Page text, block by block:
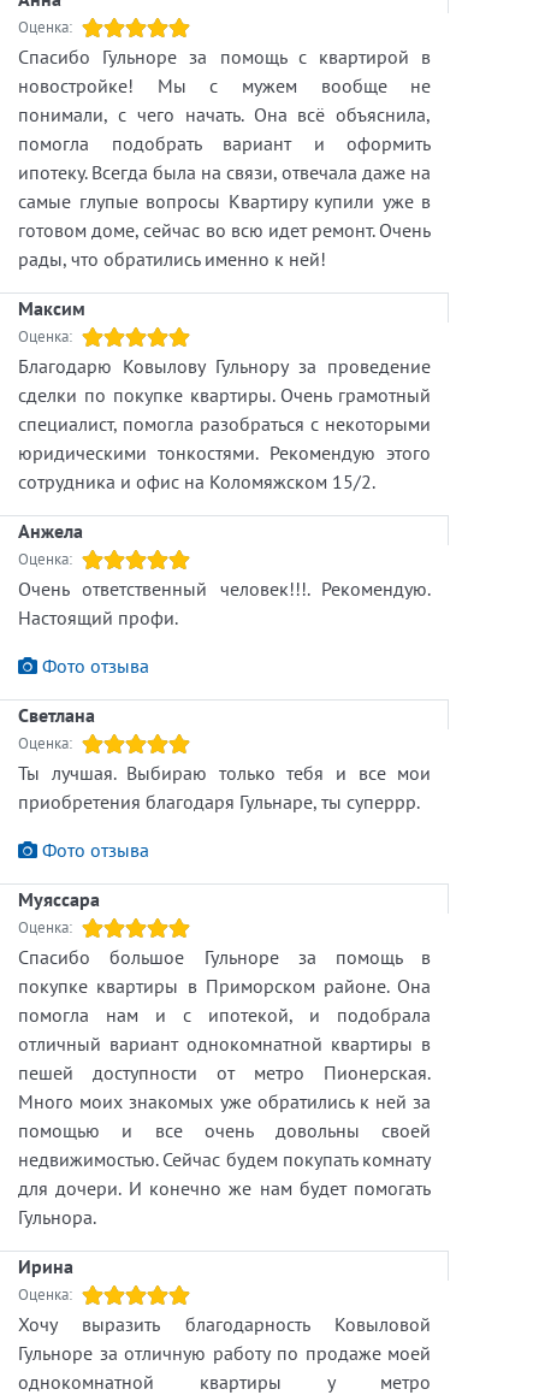
Оценка:
Спасибо Гульноре за помощь с квартирой в
новостройке! Мы с мужем вообще не
понимали, с чего начать. Она всё объяснила,
помогла подобрать вариант и оформить
ипотеку. Всегда была на связи, отвечала даже на
самые глупые вопросы Квартиру купили уже в
готовом доме, сейчас во всю идет ремонт. Очень
рады, что обратились именно к ней!
Максим
Оценка:
Благодарю Ковылову Гульнору за проведение
сделки по покупке квартиры. Очень грамотный
специалист, помогла разобраться с некоторыми
юридическими тонкостями. Рекомендую этого
сотрудника и офис на Коломяжском 15/2.
Анжела
Оценка:
Очень ответственный человек!!!. Рекомендую.
Настоящий профи.
Фото отзыва
Светлана
Оценка:
Ты лучшая. Выбираю только тебя и все мои
приобретения благодаря Гульнаре, ты суперрр.
Фото отзыва
Муяссара
Оценка:
Спасибо большое Гульноре за помощь в
покупке квартиры в Приморском районе. Она
помогла нам и с ипотекой, и подобрала
отличный вариант однокомнатной квартиры в
пешей доступности от метро Пионерская.
Много моих знакомых уже обратились к ней за
помощью и все очень довольны своей
недвижимостью. Сейчас будем покупать комнату
для дочери. И конечно же нам будет помогать
Гульнора.
Ирина
Оценка:
Хочу выразить благодарность Ковыловой
Гульноре за отличную работу по продаже моей
однокомнатной квартиры у метро